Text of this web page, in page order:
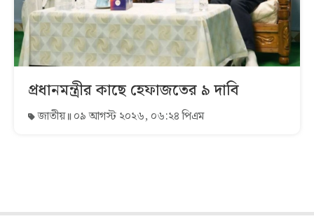
প্রধানমন্ত্রীর কাছে হেফাজতের ৯ দাবি
জাতীয় ০৯ আগস্ট ২০২৬, ০৬:২৪ পিএম